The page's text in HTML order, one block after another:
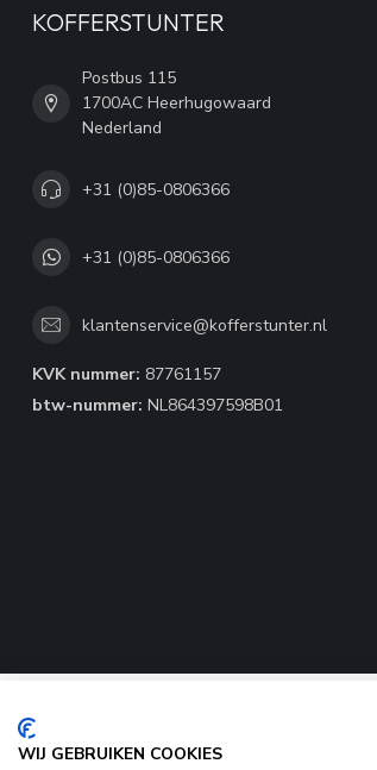
KOFFERSTUNTER
Postbus 115
1700AC Heerhugowaard
Nederland
+31 (0)85-0806366
+31 (0)85-0806366
klantenservice@kofferstunter.nl
KVK nummer: 87761157
btw-nummer: NL864397598B01
WIJ GEBRUIKEN COOKIES